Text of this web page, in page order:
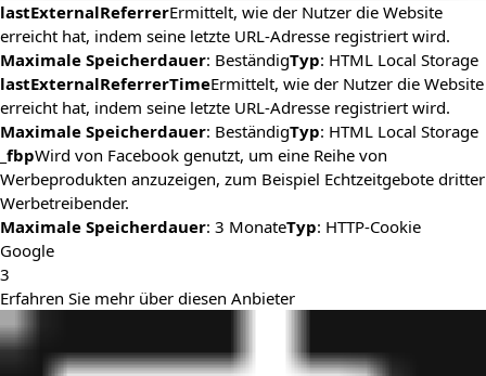
lastExternalReferrerErmittelt, wie der Nutzer die Website
erreicht hat, indem seine letzte URL-Adresse registriert wird.
Maximale Speicherdauer: BeständigTyp: HTML Local Storage
lastExternalReferrerTimeErmittelt, wie der Nutzer die Website
erreicht hat, indem seine letzte URL-Adresse registriert wird.
Maximale Speicherdauer: BeständigTyp: HTML Local Storage
_fbpWird von Facebook genutzt, um eine Reihe von
Werbeprodukten anzuzeigen, zum Beispiel Echtzeitgebote dritter
Werbetreibender.
Maximale Speicherdauer: 3 MonateTyp: HTTP-Cookie
Google
3
Erfahren Sie mehr über diesen Anbieter